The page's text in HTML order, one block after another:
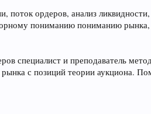
ордеров, анализ ликвидности,
пониманию пониманию
специалист и преподаватель
с позиций теории аукциона.